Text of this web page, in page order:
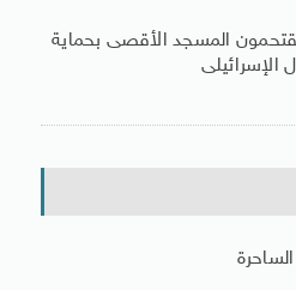
المسجد الأقصى بحماية
الإسرائيلى